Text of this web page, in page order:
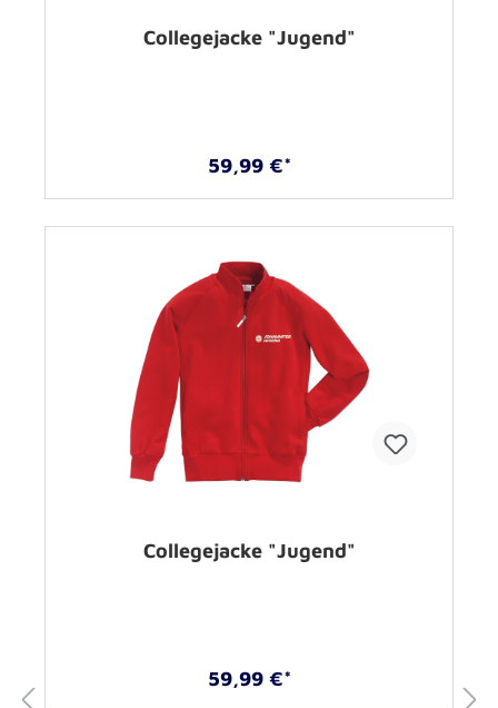
Collegejacke "Jugend"
59,99 €*
Collegejacke "Jugend"
59,99 €*